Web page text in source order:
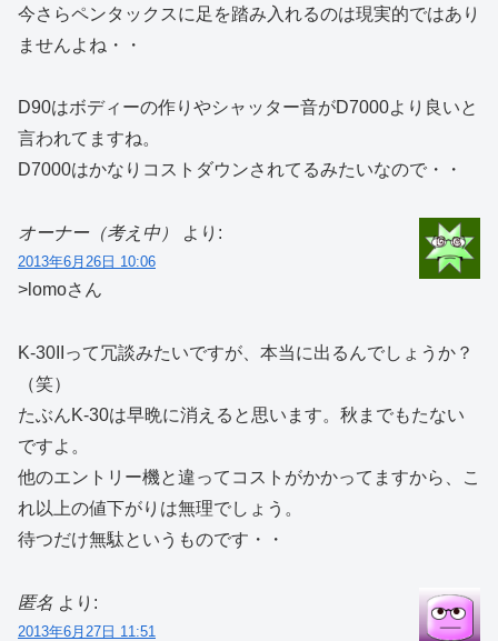
今さらペンタックスに足を踏み入れるのは現実的ではあり
ませんよね・・
D90はボディーの作りやシャッター音がD7000より良いと
言われてますね。
D7000はかなりコストダウンされてるみたいなので・・
オーナー（考え中） より:
2013年6月26日 10:06
>lomoさん
K-30IIって冗談みたいですが、本当に出るんでしょうか？
（笑）
たぶんK-30は早晩に消えると思います。秋までもたない
ですよ。
他のエントリー機と違ってコストがかかってますから、こ
れ以上の値下がりは無理でしょう。
待つだけ無駄というものです・・
匿名 より:
2013年6月27日 11:51